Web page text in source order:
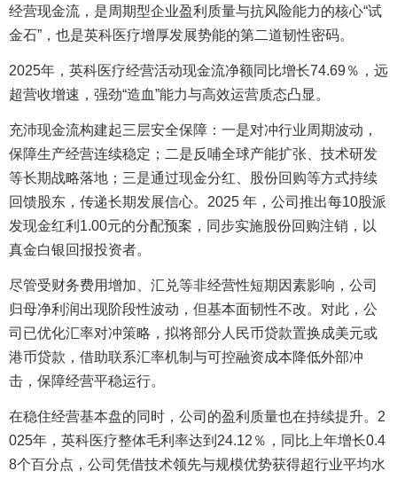
经营现金流，是周期型企业盈利质量与抗风险能力的核心“试
金石”，也是英科医疗增厚发展势能的第二道韧性密码。
2025年，英科医疗经营活动现金流净额同比增长74.69％，远
超营收增速，强劲“造血”能力与高效运营质态凸显。
充沛现金流构建起三层安全保障：一是对冲行业周期波动，
保障生产经营连续稳定；二是反哺全球产能扩张、技术研发
等长期战略落地；三是通过现金分红、股份回购等方式持续
回馈股东，传递长期发展信心。2025 年，公司推出每10股派
发现金红利1.00元的分配预案，同步实施股份回购注销，以
真金白银回报投资者。
尽管受财务费用增加、汇兑等非经营性短期因素影响，公司
归母净利润出现阶段性波动，但基本面韧性不改。对此，公
司已优化汇率对冲策略，拟将部分人民币贷款置换成美元或
港币贷款，借助联系汇率机制与可控融资成本降低外部冲
击，保障经营平稳运行。
在稳住经营基本盘的同时，公司的盈利质量也在持续提升。2
025年，英科医疗整体毛利率达到24.12％，同比上年增长0.4
8个百分点，公司凭借技术领先与规模优势获得超行业平均水